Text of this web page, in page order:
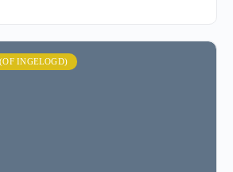
INGELOGD)